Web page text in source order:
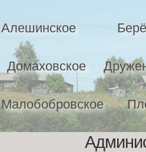
Алешинское
Домаховское
Малобобровское